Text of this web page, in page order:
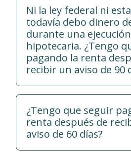
Ni la ley federal ni
todavía debo dinero
durante una ejecución
hipotecaria. ¿Tengo
pagando la renta
recibir un aviso de 90
¿Tengo que seguir
renta después de
aviso de 60 días?